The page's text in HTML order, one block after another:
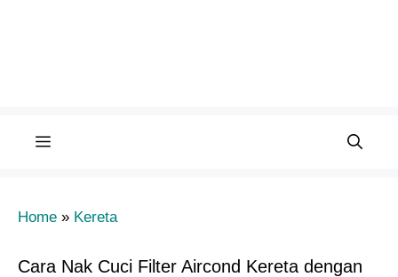
Menu
Home » Kereta
Cara Nak Cuci Filter Aircond Kereta dengan